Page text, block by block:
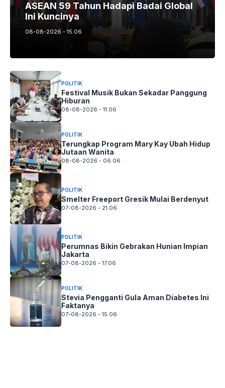
ASEAN 59 Tahun Hadapi Badai Global
Ini Kuncinya
08-08-2026 - 15.06
POLITIK
Festival Musik Bukan Sekadar Panggung
Hiburan
08-08-2026 - 11.06
POLITIK
Terungkap Program Mary Kay Ubah Hidup
Jutaan Wanita
08-08-2026 - 06.06
POLITIK
Smelter Freeport Gresik Mulai Berdenyut
07-08-2026 - 21.06
POLITIK
Perumnas Bikin Gebrakan Hunian Impian
Jakarta
07-08-2026 - 17.06
POLITIK
Stevia Pengganti Gula Aman Diabetes Ini
Faktanya
07-08-2026 - 15.06